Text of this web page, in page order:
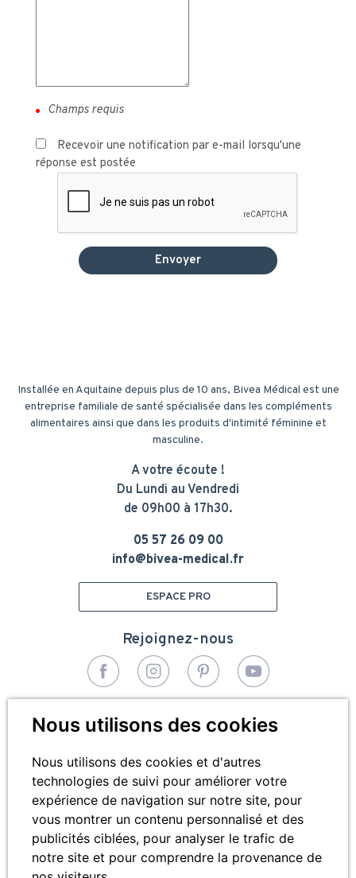
Nous utilisons des cookies
Nous utilisons des cookies et d'autres
technologies de suivi pour améliorer votre
expérience de navigation sur notre site, pour
vous montrer un contenu personnalisé et des
publicités ciblées, pour analyser le trafic de
notre site et pour comprendre la provenance de
Recevoir une notification par e-mail lorsqu'une
réponse est postée
Installée en Aquitaine depuis plus de 10 ans, Bivea Médical est une
entreprise familiale de santé spécialisée dans les compléments
alimentaires ainsi que dans les produits d'intimité féminine et
masculine.
A votre écoute !
Du Lundi au Vendredi
de 09h00 à 17h30.
05 57 26 09 00
info@bivea-medical.fr
ESPACE PRO
de
page
Mentions légales
Cookies
Contactez-nous
Rejoignez-nous